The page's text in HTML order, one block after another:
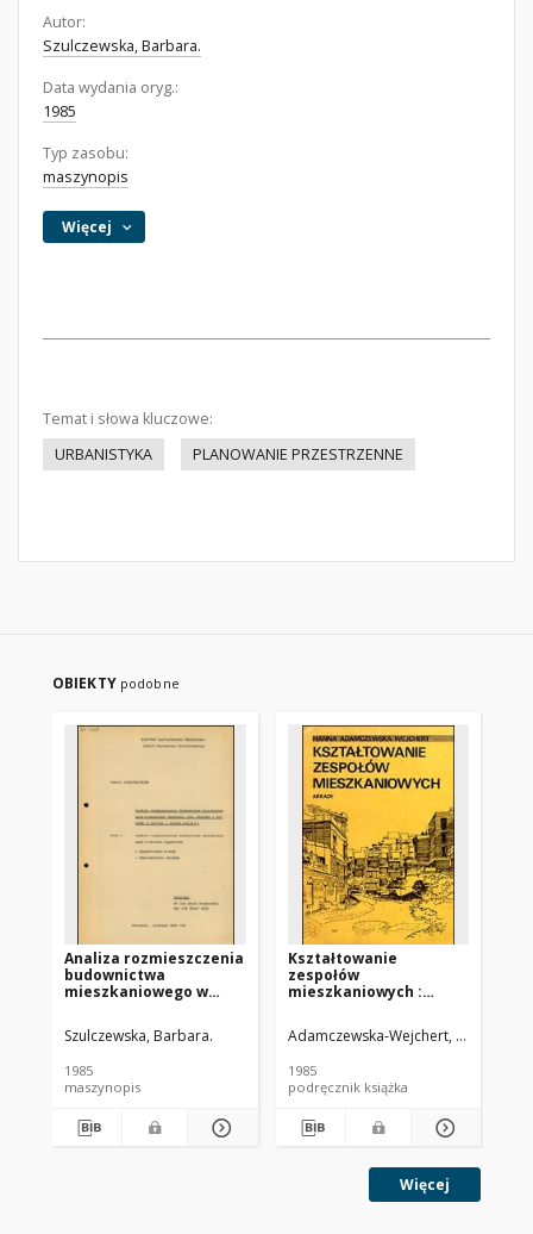
Autor:
Szulczewska, Barbara.
Data wydania oryg.:
1985
Typ zasobu:
maszynopis
Więcej
Temat i słowa kluczowe:
URBANISTYKA
PLANOWANIE PRZESTRZENNE
OBIEKTY podobne
Analiza rozmieszczenia
budownictwa
mieszkaniowego w
Ełk, Giżycko i Suwałki w
oparciu o metodę
Analiza rozmieszczenia
budownictwa
mieście Augustowie
(zagadnienia
Szulczewska, Barbara.
1985
maszynopis
Kształtowanie
zespołów
mieszkaniowych :
tendencje europejskie
Adamczewska-Wejchert, Hanna
1985
podręcznik książka
Więcej